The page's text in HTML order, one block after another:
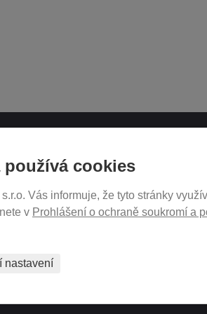
používá cookies
Vás informuje, že tyto stránky
v Prohlášení o ochraně soukromí a
nastavení